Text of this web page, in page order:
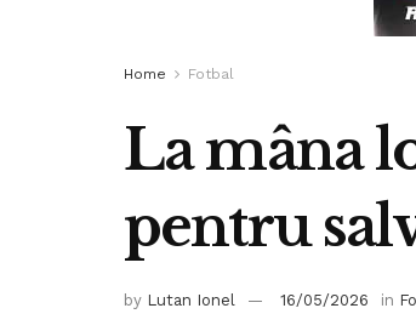
Home Fotbal
La mâna
pentru
by Lutan Ionel 16/05/2026 in